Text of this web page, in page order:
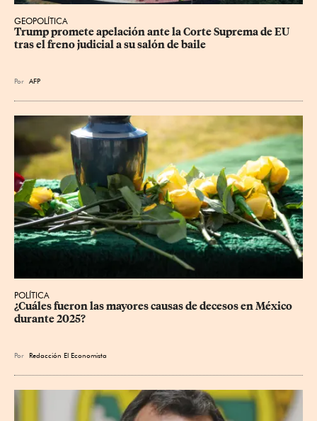
GEOPOLÍTICA
Trump promete apelación ante la Corte Suprema de EU
tras el freno judicial a su salón de baile
Por AFP
POLÍTICA
¿Cuáles fueron las mayores causas de decesos en México
durante 2025?
Por Redacción El Economista